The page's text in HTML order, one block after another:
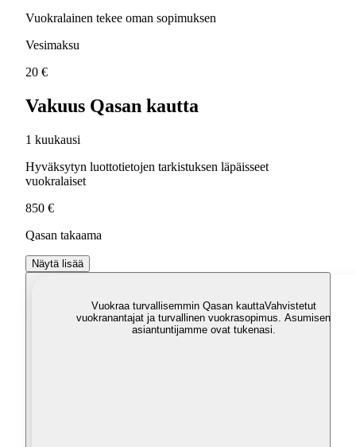
Vuokralainen tekee oman sopimuksen
Vesimaksu
20 €
Vakuus Qasan kautta
1 kuukausi
Hyväksytyn luottotietojen tarkistuksen läpäisseet
vuokralaiset
850 €
Qasan takaama
Näytä lisää
Vuokraa turvallisemmin Qasan kauttaVahvistetut
vuokranantajat ja turvallinen vuokrasopimus. Asumisen
asiantuntijamme ovat tukenasi.